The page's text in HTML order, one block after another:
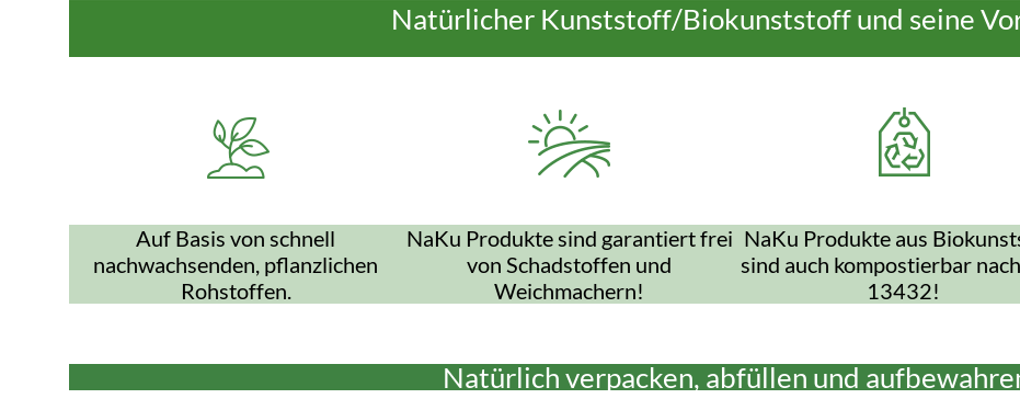
Natürlicher Kunststoff/Biokunststoff und seine
Auf Basis von schnell
nachwachsenden, pflanzlichen
Rohstoffen.
NaKu Produkte sind garantiert frei
von Schadstoffen und
Weichmachern!
NaKu Produkte aus
sind auch kompostierbar
13432!
Natürlich verpacken, abfüllen und